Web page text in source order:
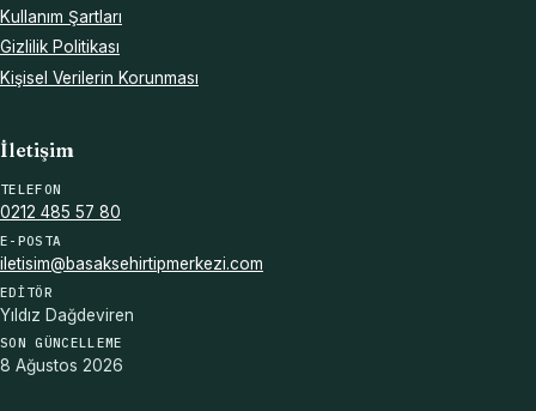
Kullanım Şartları
Gizlilik Politikası
Kişisel Verilerin Korunması
İletişim
TELEFON
0212 485 57 80
E-POSTA
iletisim@basaksehirtipmerkezi.com
EDITÖR
Yıldız Dağdeviren
SON GÜNCELLEME
8 Ağustos 2026